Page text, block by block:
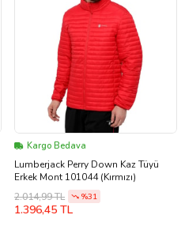
Kargo Bedava
Lumberjack Perry Down Kaz Tüyü
Erkek Mont 101044 (Kırmızı)
2.014,99 TL
%31
1.396,45 TL